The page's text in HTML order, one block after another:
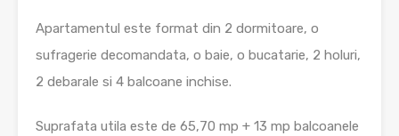
Apartamentul este format din 2 dormitoare, o
sufragerie decomandata, o baie, o bucatarie, 2 holuri,
2 debarale si 4 balcoane inchise.
Suprafata utila este de 65,70 mp + 13 mp balcoanele